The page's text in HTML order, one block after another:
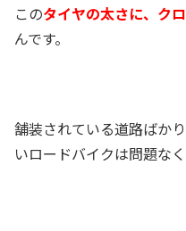
このタイヤの太さに、ク
んです。
舗装されている道路ばか
いロードバイクは問題な